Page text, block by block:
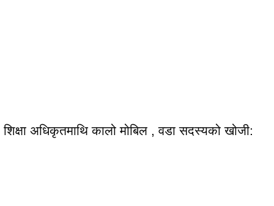
शिक्षा अधिकृतमाथि कालो मोबिल , वडा सदस्यको खोजी: